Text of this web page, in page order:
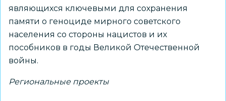
являющихся ключевыми для сохранения
памяти о геноциде мирного советского
населения со стороны нацистов и их
пособников в годы Великой Отечественной
войны.
Региональные проекты